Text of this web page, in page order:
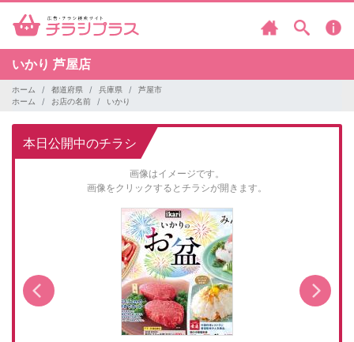
いかり 芦屋店
ホーム 都道府県 兵庫県
芦屋市
ホーム
お店の名前 いかり
本日公開中のチラシ
画像はイメージです。
画像をクリックするとチラシが開きます。